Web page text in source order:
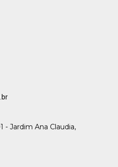
- Jardim Ana Claudia,